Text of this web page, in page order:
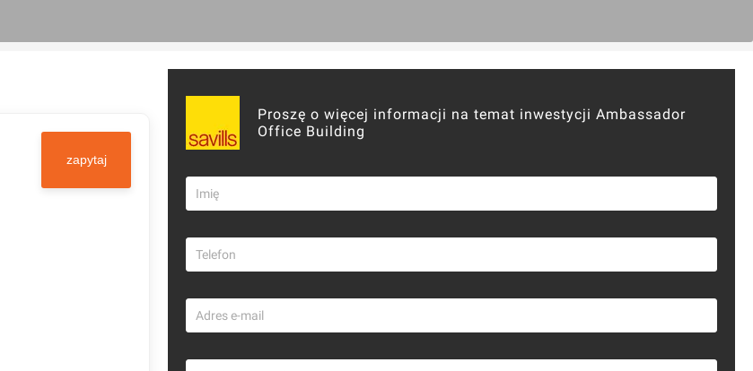
zapytaj
Proszę o więcej informacji na temat inwestycji Ambassador
Office Building